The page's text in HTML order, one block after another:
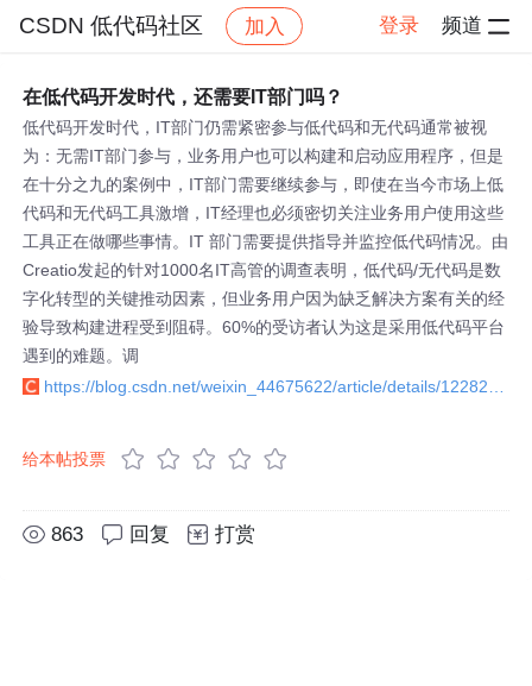
CSDN 低代码社区 加入 登录 频道
社区 CSDN 低代码社区 帖子详情
在低代码开发时代，还需要IT部门吗？
低代码开发时代，IT部门仍需紧密参与低代码和无代码通常被视
为：无需IT部门参与，业务用户也可以构建和启动应用程序，但是
在十分之九的案例中，IT部门需要继续参与，即使在当今市场上低
代码和无代码工具激增，IT经理也必须密切关注业务用户使用这些
工具正在做哪些事情。IT 部门需要提供指导并监控低代码情况。由
Creatio发起的针对1000名IT高管的调查表明，低代码/无代码是数
字化转型的关键推动因素，但业务用户因为缺乏解决方案有关的经
验导致构建进程受到阻碍。60%的受访者认为这是采用低代码平台
遇到的难题。调
给本帖投票
863 回复 打赏